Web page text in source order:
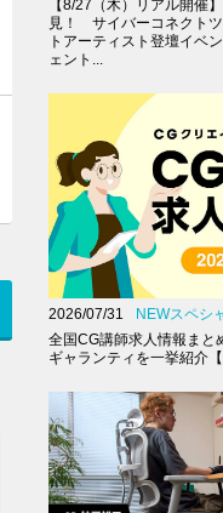
【8/27（木）リアル開催
見！ サイバーコネクト
トアーティスト登壇イベ
ェント...
2026/07/31
NEWスペシ
全国CG講師求人情報まと
ギャランティを一挙紹介